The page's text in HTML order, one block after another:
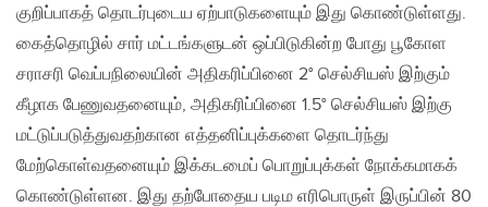
குறிப்பாகத் தொடர்புடைய ஏற்பாடுகளையும் இது கொண்டுள்ளது.
கைத்தொழில் சார் மட்டங்களுடன் ஒப்பிடுகின்ற போது பூகோள
சராசரி வெப்பநிலையின் அதிகரிப்பினை 2° செல்சியஸ் இற்கும்
கீழாக பேணுவதனையும், அதிகரிப்பினை 1.5° செல்சியஸ் இற்கு
மட்டுப்படுத்துவதற்கான எத்தனிப்புக்களை தொடர்ந்து
மேற்கொள்வதனையும் இக்கடமைப் பொறுப்புக்கள் நோக்கமாகக்
கொண்டுள்ளன. இது தற்போதைய படிம எரிபொருள் இருப்பின் 80